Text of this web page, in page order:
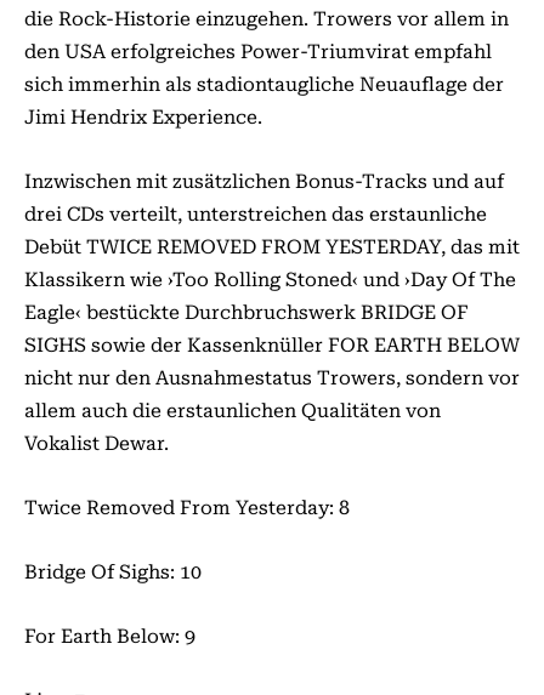
die Rock-Historie einzugehen. Trowers vor allem in
den USA erfolgreiches Power-Triumvirat empfahl
sich immerhin als stadiontaugliche Neuauflage der
Jimi Hendrix Experience.
Inzwischen mit zusätzlichen Bonus-Tracks und auf
drei CDs verteilt, unterstreichen das erstaunliche
Debüt TWICE REMOVED FROM YESTERDAY, das mit
Klassikern wie ›Too Rolling Stoned‹ und ›Day Of The
Eagle‹ bestückte Durchbruchswerk BRIDGE OF
SIGHS sowie der Kassenknüller FOR EARTH BELOW
nicht nur den Ausnahmestatus Trowers, sondern vor
allem auch die erstaunlichen Qualitäten von
Vokalist Dewar.
Twice Removed From Yesterday: 8
Bridge Of Sighs: 10
For Earth Below: 9